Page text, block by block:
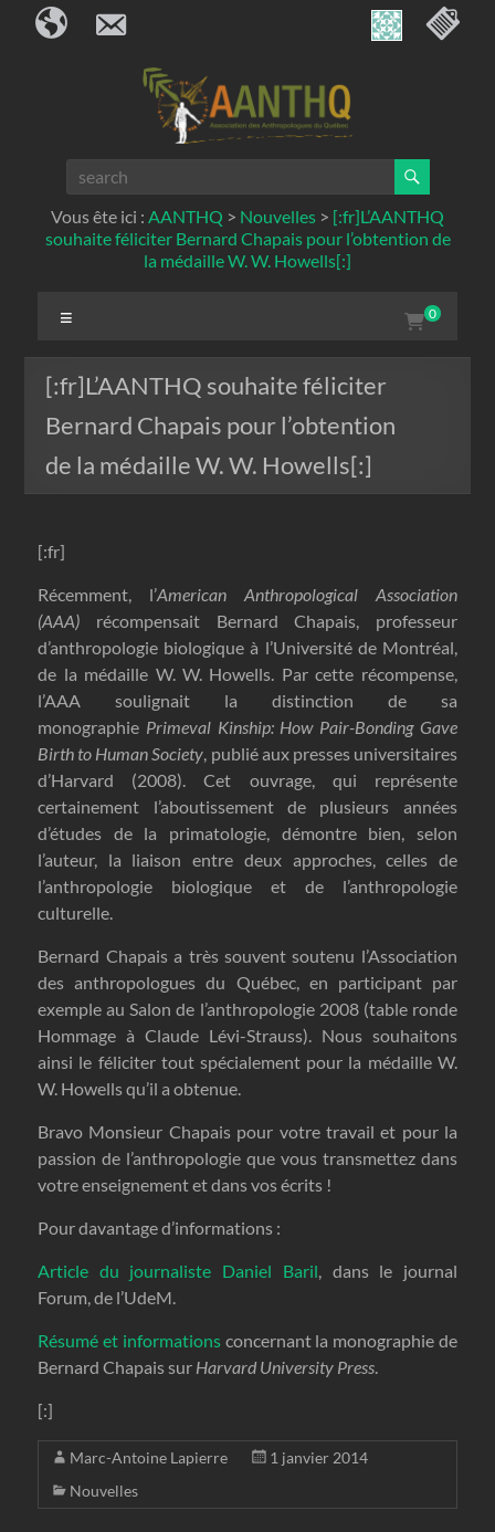
Menu de
AANTHQ
Vous ête ici : AANTHQ > Nouvelles > [:fr]L’AANTHQ
souhaite féliciter Bernard Chapais pour l’obtention de
la médaille W. W. Howells[:]
0
[:fr]L’AANTHQ souhaite féliciter
Bernard Chapais pour l’obtention
de la médaille W. W. Howells[:]
[:fr]
Récemment, l’American Anthropological Association
(AAA) récompensait Bernard Chapais, professeur
d’anthropologie biologique à l’Université de Montréal,
de la médaille W. W. Howells. Par cette récompense,
l’AAA soulignait la distinction de sa
monographie Primeval Kinship: How Pair-Bonding Gave
Birth to Human Society, publié aux presses universitaires
d’Harvard (2008). Cet ouvrage, qui représente
certainement l’aboutissement de plusieurs années
d’études de la primatologie, démontre bien, selon
l’auteur, la liaison entre deux approches, celles de
l’anthropologie biologique et de l’anthropologie
culturelle.
Bernard Chapais a très souvent soutenu l’Association
des anthropologues du Québec, en participant par
exemple au Salon de l’anthropologie 2008 (table ronde
Hommage à Claude Lévi-Strauss). Nous souhaitons
ainsi le féliciter tout spécialement pour la médaille W.
W. Howells qu’il a obtenue.
Bravo Monsieur Chapais pour votre travail et pour la
passion de l’anthropologie que vous transmettez dans
votre enseignement et dans vos écrits !
Pour davantage d’informations :
Article du journaliste Daniel Baril, dans le journal
Forum, de l’UdeM.
Résumé et informationsconcernant la monographie de
Bernard Chapais sur Harvard University Press.
[:]
Marc-Antoine Lapierre
1 janvier 2014
Nouvelles